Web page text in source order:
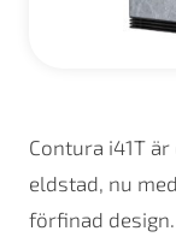
Contura i41T
eldstad, nu
förfinad